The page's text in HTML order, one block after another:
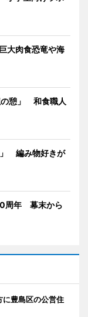
大肉食恐竜や海
の憩」 和食職人
編み物好きが
周年 幕末から
に豊島区の公営住